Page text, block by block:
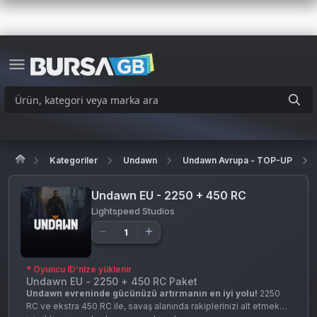
Kategoriler Undawn Undawn Avrupa - TOP-UP
Undawn EU - 2250 + 450 RC
Lightspeed Studios
* Oyuncu ID'nize yüklenir
Undawn EU - 2250 + 450 RC Paket
Undawn evreninde gücünüzü artırmanın en iyi yolu! 2250
RC ve ekstra 450 RC ile, savaş alanında rakiplerinizi alt etmek